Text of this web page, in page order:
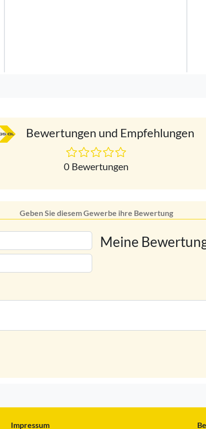
Bewertungen und Empfehlungen
0 Bewertungen
Geben Sie diesem Gewerbe ihre Bewertung
Meine
Impressum